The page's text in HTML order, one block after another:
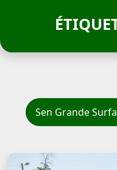
Sen Grande